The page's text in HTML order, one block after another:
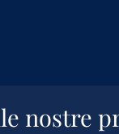
nostre